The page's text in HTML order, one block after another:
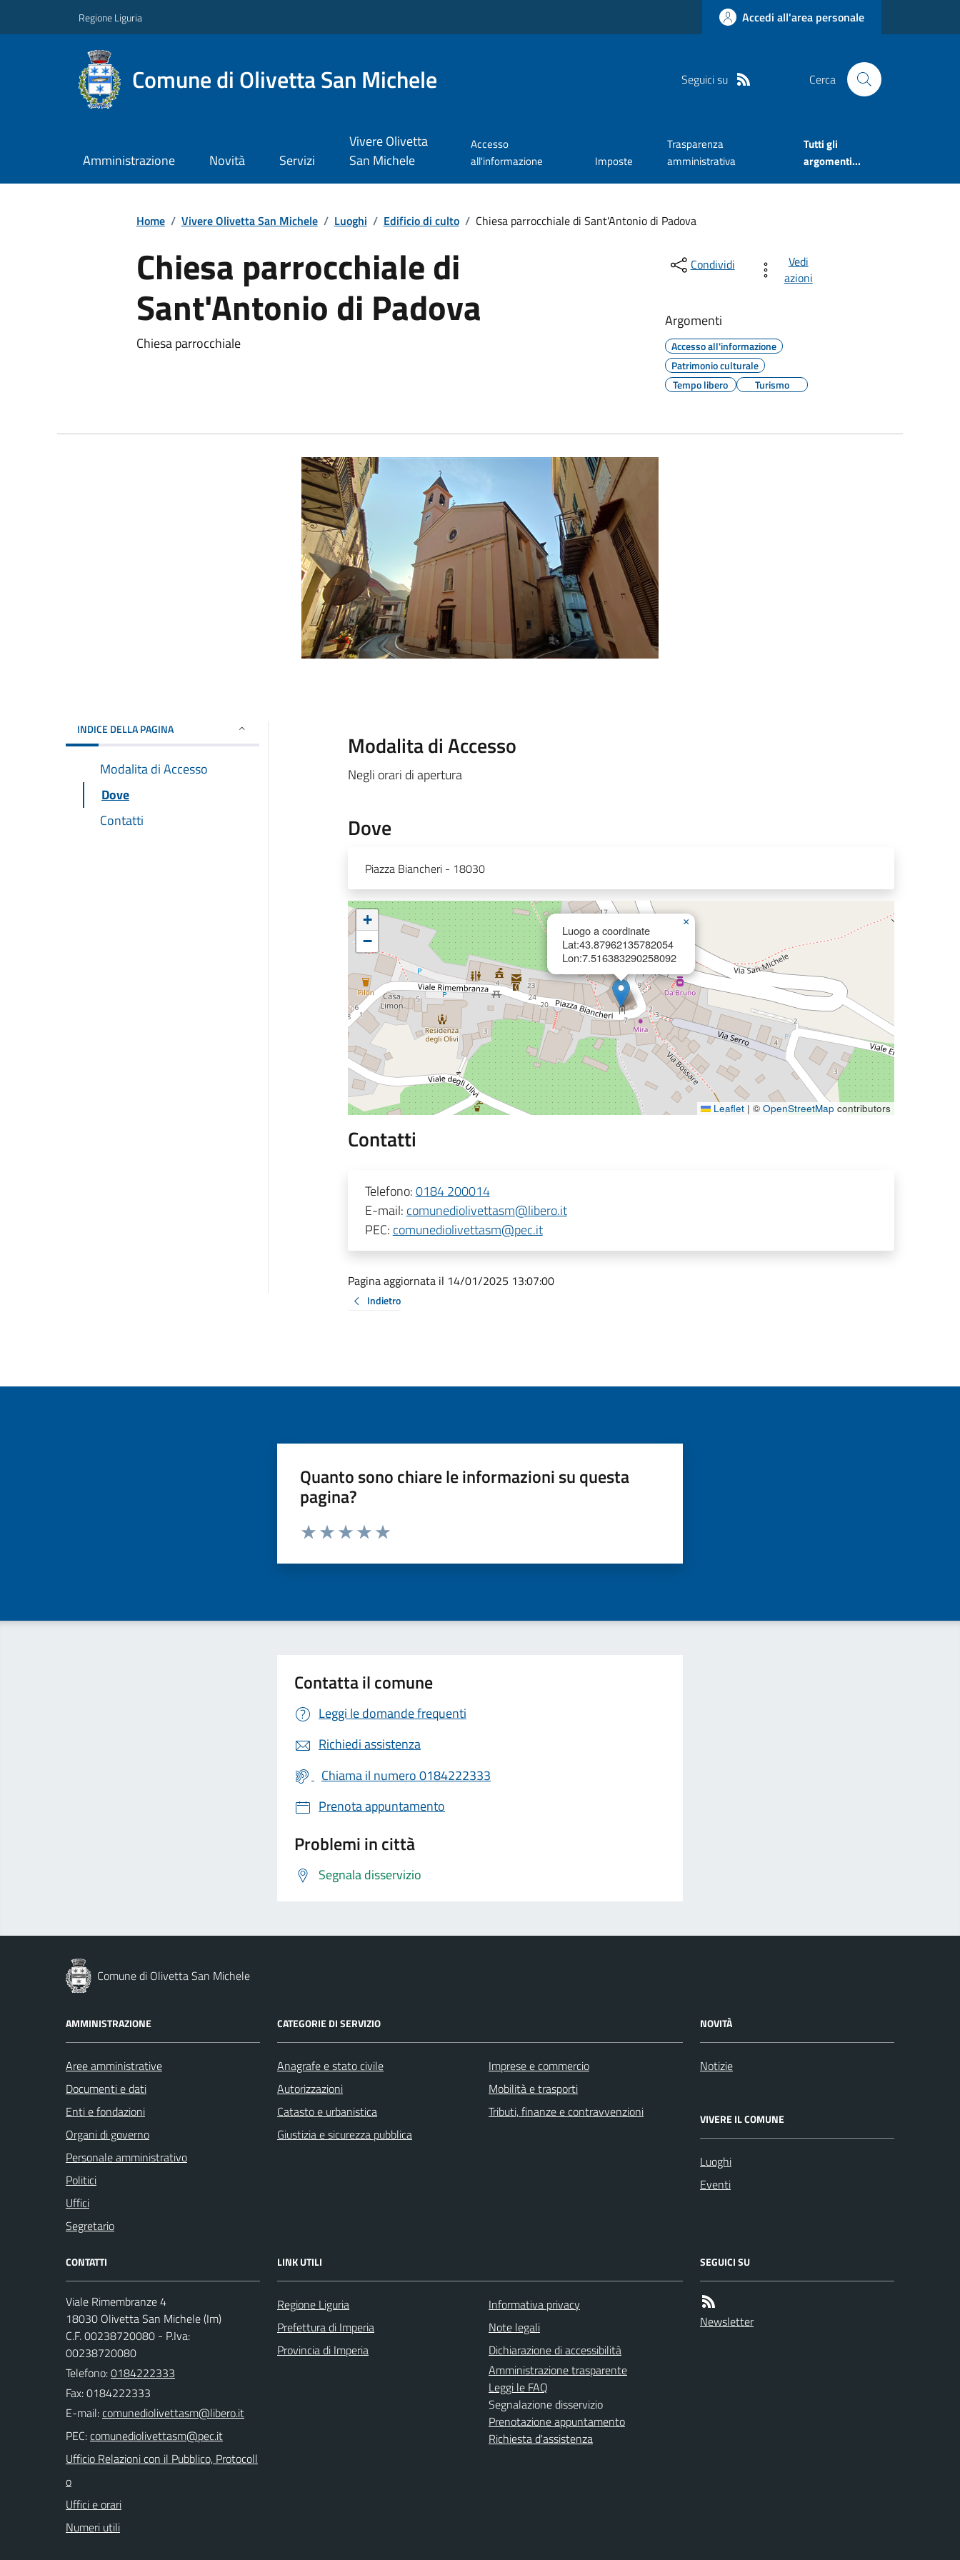
Regione Liguria Accedi all'area personale
Comune di Olivetta San Michele Seguici su Cerca
Amministrazione Novità Servizi
Vivere Olivetta
San Michele
Accesso
all'informazione
Imposte
Trasparenza
amministrativa
Tutti gli
argomenti...
Home / Vivere Olivetta San Michele / Luoghi / Edificio di culto / Chiesa parrocchiale di Sant'Antonio di Padova
Chiesa parrocchiale di
Sant'Antonio di Padova
Chiesa parrocchiale
Condividi
Vedi
azioni
Argomenti
Accesso all'informazione
Patrimonio culturale
Tempo libero
Turismo
INDICE DELLA PAGINA
Modalita di Accesso
Dove
Contatti
Modalita di Accesso
Negli orari di apertura
Dove
Piazza Biancheri - 18030
Luogo a coordinate
Lat:43.87962135782054
Lon:7.516383290258092
×
+
−
Leaflet | © OpenStreetMap contributors
Contatti
Telefono:0184 200014
E-mail: comunediolivettasm@libero.it
PEC: comunediolivettasm@pec.it
Pagina aggiornata il 14/01/2025 13:07:00
Indietro
Quanto sono chiare le informazioni su questa
pagina?
Valuta da 1 a 5 stelle la pagina
Contatta il comune
Leggi le domande frequenti
Richiedi assistenza
Chiama il numero 0184222333
Prenota appuntamento
Problemi in città
Segnala disservizio
Comune di Olivetta San Michele
AMMINISTRAZIONE
Aree amministrative
Documenti e dati
Enti e fondazioni
Organi di governo
Personale amministrativo
Politici
Uffici
Segretario
CATEGORIE DI SERVIZIO
Anagrafe e stato civile
Autorizzazioni
Catasto e urbanistica
Giustizia e sicurezza pubblica
Imprese e commercio
Mobilità e trasporti
Tributi, finanze e contravvenzioni
NOVITÀ
Notizie
VIVERE IL COMUNE
Luoghi
Eventi
CONTATTI
Viale Rimembranze 4
18030 Olivetta San Michele (Im)
C.F. 00238720080 - P.Iva:
00238720080
Telefono:0184222333
Fax: 0184222333
E-mail:
PEC:
Ufficio Relazioni con il Pubblico, Protocoll
o
Uffici e orari
Numeri utili
LINK UTILI
Regione Liguria
Prefettura di Imperia
Provincia di Imperia
Informativa privacy
Note legali
Dichiarazione di accessibilità
Amministrazione trasparente
Leggi le FAQ
Segnalazione disservizio
Prenotazione appuntamento
Richiesta d'assistenza
SEGUICI SU
Newsletter